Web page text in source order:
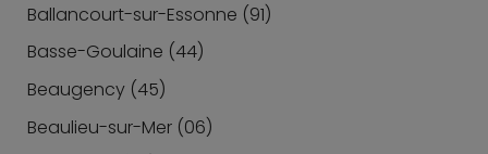
Ballancourt-sur-Essonne (91)
Basse-Goulaine (44)
Beaugency (45)
Beaulieu-sur-Mer (06)